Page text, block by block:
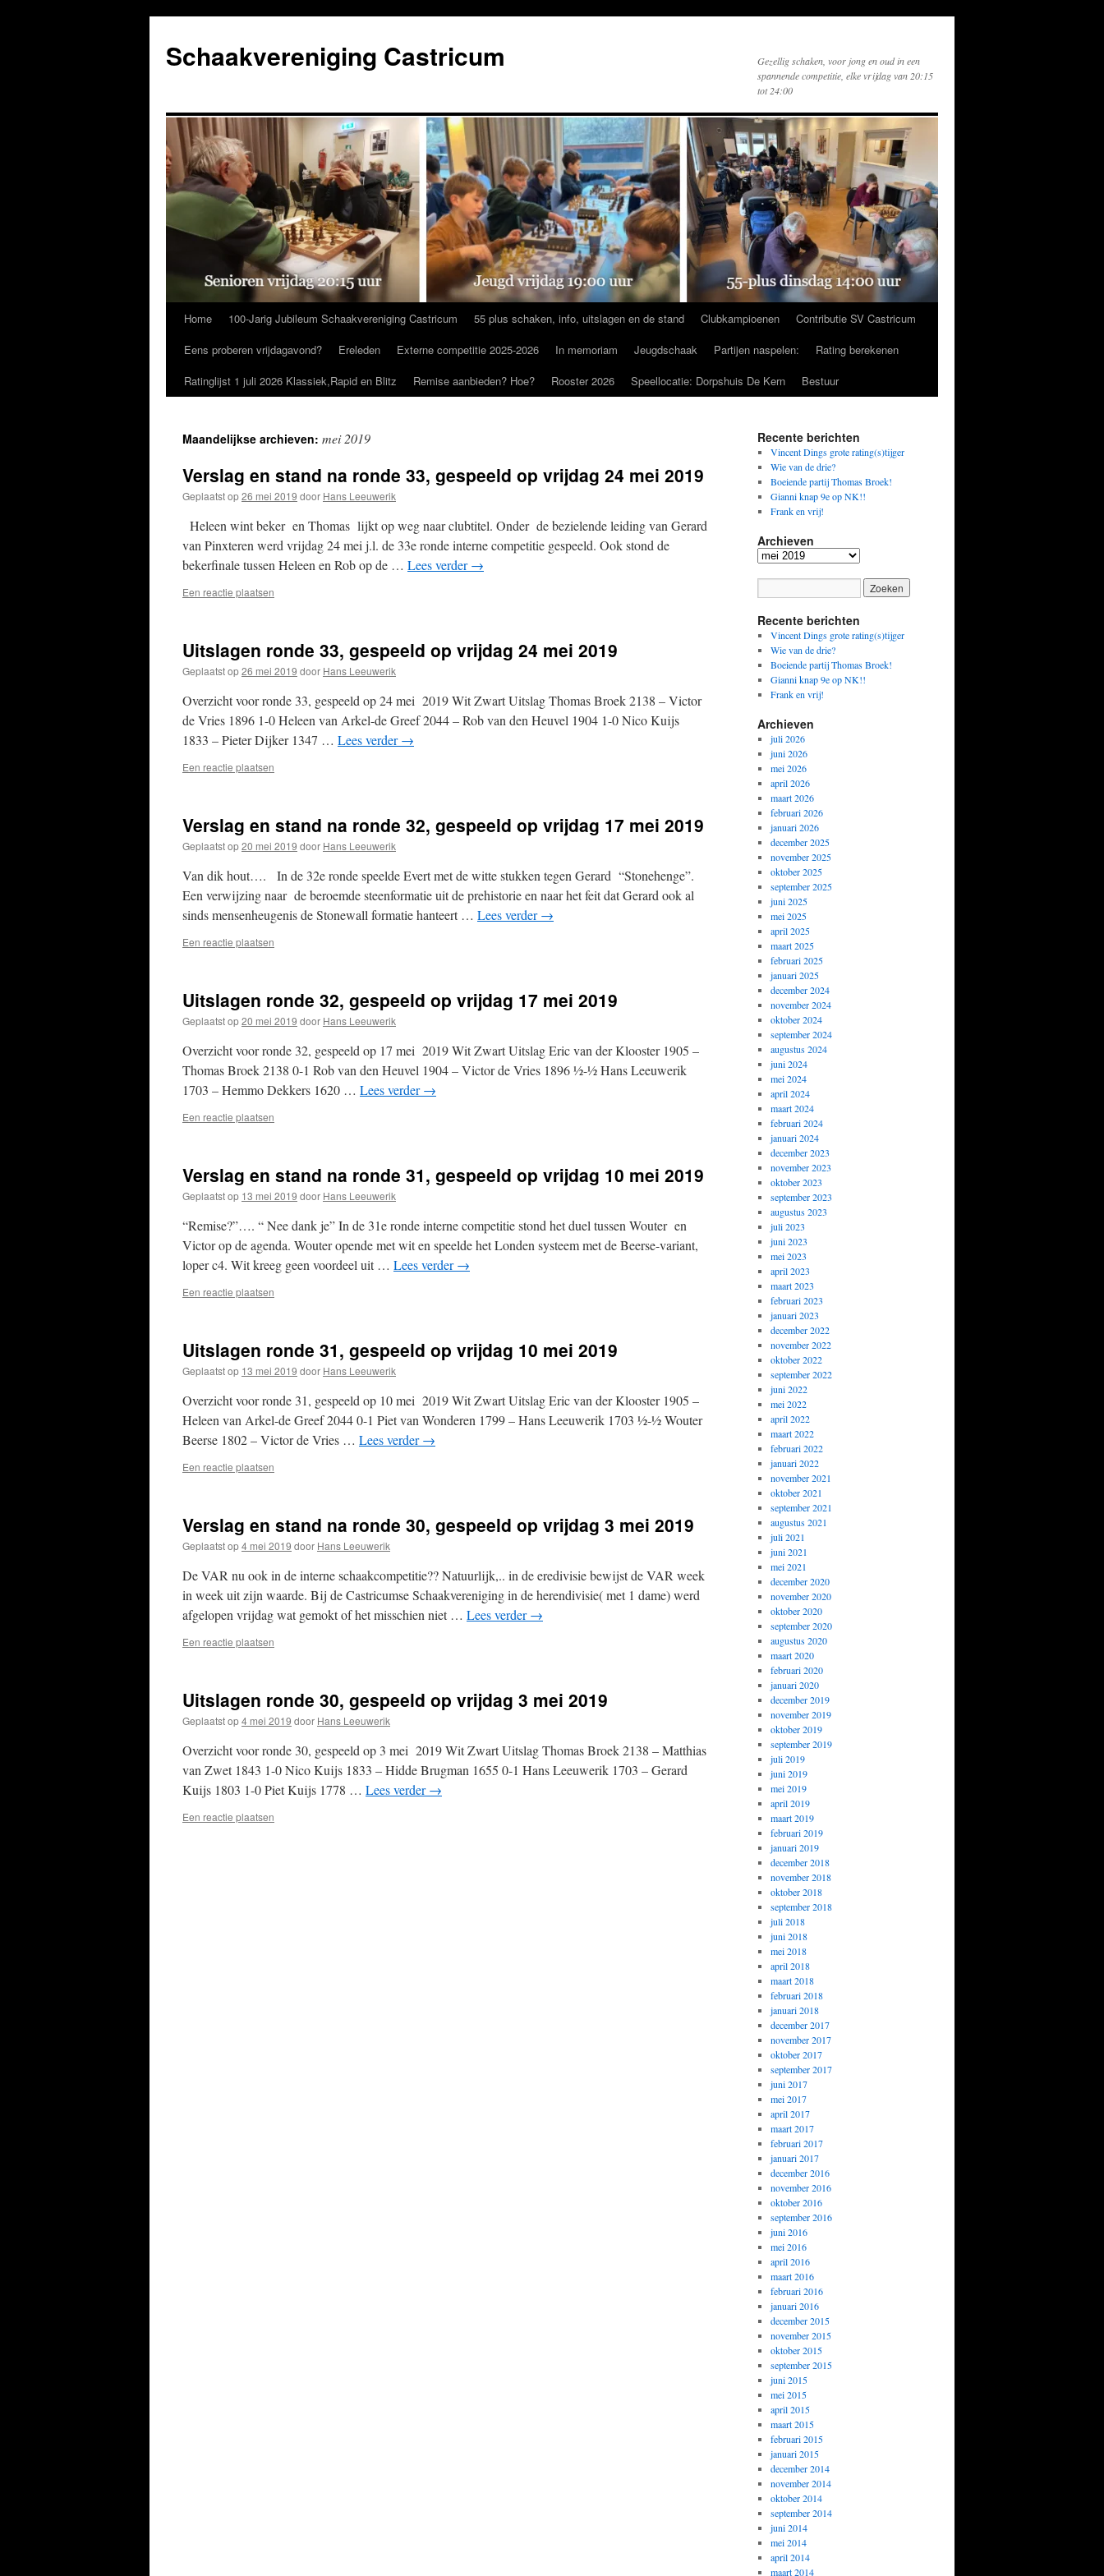
de
inhoud
Schaakvereniging Castricum
Gezellig schaken, voor jong en oud in een
spannende competitie, elke vrijdag van 20:15
tot 24:00
Home 100-Jarig Jubileum Schaakvereniging Castricum 55 plus schaken, info, uitslagen en de stand Clubkampioenen
Contributie SV Castricum
Eens proberen vrijdagavond?
Ereleden Externe competitie 2025-2026 In memoriam Jeugdschaak Partijen naspelen:
Rating berekenen
Ratinglijst 1 juli 2026 Klassiek,Rapid en Blitz
Remise aanbieden? Hoe? Rooster 2026 Speellocatie: Dorpshuis De Kern Bestuur
Maandelijkse archieven: mei 2019
Verslag en stand na ronde 33, gespeeld op vrijdag 24 mei 2019
Geplaatst op26 mei 2019 door Hans Leeuwerik
Heleen wint beker en Thomas lijkt op weg naar clubtitel. Onder de bezielende leiding van Gerard
van Pinxteren werd vrijdag 24 mei j.l. de 33e ronde interne competitie gespeeld. Ook stond de
bekerfinale tussen Heleen en Rob op de … Lees verder→
Een reactie plaatsen
Uitslagen ronde 33, gespeeld op vrijdag 24 mei 2019
Geplaatst op26 mei 2019 door Hans Leeuwerik
Overzicht voor ronde 33, gespeeld op 24 mei 2019 Wit Zwart Uitslag Thomas Broek 2138 – Victor
de Vries 1896 1-0 Heleen van Arkel-de Greef 2044 – Rob van den Heuvel 1904 1-0 Nico Kuijs
1833 – Pieter Dijker 1347 … Lees verder→
Een reactie plaatsen
Verslag en stand na ronde 32, gespeeld op vrijdag 17 mei 2019
Geplaatst op20 mei 2019 door Hans Leeuwerik
Van dik hout…. In de 32e ronde speelde Evert met de witte stukken tegen Gerard “Stonehenge”.
Een verwijzing naar de beroemde steenformatie uit de prehistorie en naar het feit dat Gerard ook al
sinds mensenheugenis de Stonewall formatie hanteert … Lees verder→
Een reactie plaatsen
Uitslagen ronde 32, gespeeld op vrijdag 17 mei 2019
Geplaatst op20 mei 2019 door Hans Leeuwerik
Overzicht voor ronde 32, gespeeld op 17 mei 2019 Wit Zwart Uitslag Eric van der Klooster 1905 –
Thomas Broek 2138 0-1 Rob van den Heuvel 1904 – Victor de Vries 1896 ½-½ Hans Leeuwerik
1703 – Hemmo Dekkers 1620 … Lees verder→
Een reactie plaatsen
Verslag en stand na ronde 31, gespeeld op vrijdag 10 mei 2019
Geplaatst op 13 mei 2019 door Hans Leeuwerik
“Remise?”…. “ Nee dank je” In de 31e ronde interne competitie stond het duel tussen Wouter en
Victor op de agenda. Wouter opende met wit en speelde het Londen systeem met de Beerse-variant,
loper c4. Wit kreeg geen voordeel uit … Lees verder→
Een reactie plaatsen
Uitslagen ronde 31, gespeeld op vrijdag 10 mei 2019
Geplaatst op 13 mei 2019 door Hans Leeuwerik
Overzicht voor ronde 31, gespeeld op 10 mei 2019 Wit Zwart Uitslag Eric van der Klooster 1905 –
Heleen van Arkel-de Greef 2044 0-1 Piet van Wonderen 1799 – Hans Leeuwerik 1703 ½-½ Wouter
Beerse 1802 – Victor de Vries … Lees verder→
Een reactie plaatsen
Verslag en stand na ronde 30, gespeeld op vrijdag 3 mei 2019
Geplaatst op4 mei 2019 door Hans Leeuwerik
De VAR nu ook in de interne schaakcompetitie?? Natuurlijk,.. in de eredivisie bewijst de VAR week
in week uit zijn waarde. Bij de Castricumse Schaakvereniging in de herendivisie( met 1 dame) werd
afgelopen vrijdag wat gemokt of het misschien niet … Lees verder→
Een reactie plaatsen
Uitslagen ronde 30, gespeeld op vrijdag 3 mei 2019
Geplaatst op4 mei 2019 door Hans Leeuwerik
Overzicht voor ronde 30, gespeeld op 3 mei 2019 Wit Zwart Uitslag Thomas Broek 2138 – Matthias
van Zwet 1843 1-0 Nico Kuijs 1833 – Hidde Brugman 1655 0-1 Hans Leeuwerik 1703 – Gerard
Kuijs 1803 1-0 Piet Kuijs 1778 … Lees verder→
Een reactie plaatsen
Recente berichten
Vincent Dings grote rating(s)tijger
Wie van de drie?
Boeiende partij Thomas Broek!
Gianni knap 9e op NK!!
Frank en vrij!
Archieven
Archieven
Recente berichten
Vincent Dings grote rating(s)tijger
Wie van de drie?
Boeiende partij Thomas Broek!
Gianni knap 9e op NK!!
Frank en vrij!
Archieven
juli 2026
juni 2026
mei 2026
april 2026
maart 2026
februari 2026
januari 2026
december 2025
november 2025
oktober 2025
september 2025
juni 2025
mei 2025
april 2025
maart 2025
februari 2025
januari 2025
december 2024
november 2024
oktober 2024
september 2024
augustus 2024
juni 2024
mei 2024
april 2024
maart 2024
februari 2024
januari 2024
december 2023
november 2023
oktober 2023
september 2023
augustus 2023
juli 2023
juni 2023
mei 2023
april 2023
maart 2023
februari 2023
januari 2023
december 2022
november 2022
oktober 2022
september 2022
juni 2022
mei 2022
april 2022
maart 2022
februari 2022
januari 2022
november 2021
oktober 2021
september 2021
augustus 2021
juli 2021
juni 2021
mei 2021
december 2020
november 2020
oktober 2020
september 2020
augustus 2020
maart 2020
februari 2020
januari 2020
december 2019
november 2019
oktober 2019
september 2019
juli 2019
juni 2019
mei 2019
april 2019
maart 2019
februari 2019
januari 2019
december 2018
november 2018
oktober 2018
september 2018
juli 2018
juni 2018
mei 2018
april 2018
maart 2018
februari 2018
januari 2018
december 2017
november 2017
oktober 2017
september 2017
juni 2017
mei 2017
april 2017
maart 2017
februari 2017
januari 2017
december 2016
november 2016
oktober 2016
september 2016
juni 2016
mei 2016
april 2016
maart 2016
februari 2016
januari 2016
december 2015
november 2015
oktober 2015
september 2015
juni 2015
mei 2015
april 2015
maart 2015
februari 2015
januari 2015
december 2014
november 2014
oktober 2014
september 2014
juni 2014
mei 2014
april 2014
maart 2014